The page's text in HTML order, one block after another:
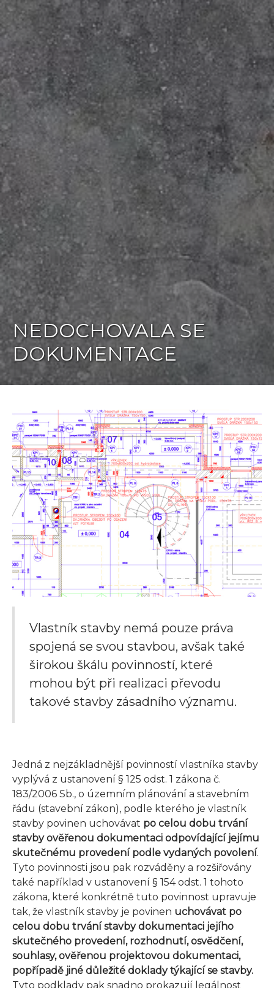
NEDOCHOVALA SE
DOKUMENTACE
Vlastník stavby nemá pouze práva
spojená se svou stavbou, avšak také
širokou škálu povinností, které
mohou být při realizaci převodu
takové stavby zásadního významu.
Jedná z nejzákladnější povinností vlastníka stavby
vyplývá z ustanovení § 125 odst. 1 zákona č.
183/2006 Sb., o územním plánování a stavebním
řádu (stavební zákon), podle kterého je vlastník
stavby povinen uchovávat po celou dobu trvání
stavby ověřenou dokumentaci odpovídající jejímu
skutečnému provedení podle vydaných povolení.
Tyto povinnosti jsou pak rozváděny a rozšiřovány
také například v ustanovení § 154 odst. 1 tohoto
zákona, které konkrétně tuto povinnost upravuje
tak, že vlastník stavby je povinen uchovávat po
celou dobu trvání stavby dokumentaci jejího
skutečného provedení, rozhodnutí, osvědčení,
souhlasy, ověřenou projektovou dokumentaci,
popřípadě jiné důležité doklady týkající se stavby.
Tyto podklady pak snadno prokazují legálnost